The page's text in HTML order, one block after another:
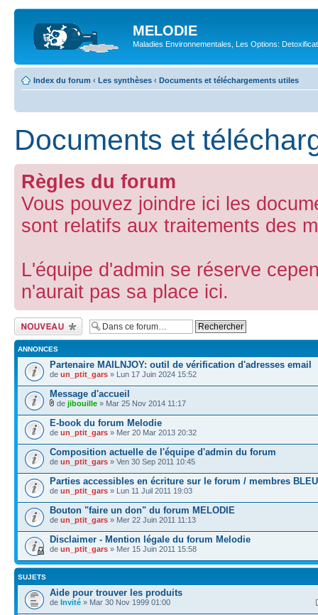
MELODIE
Maladies Environnementales, Les Options:
Index du forum ‹ Les synthèses ‹ Documents et téléchargements utiles
Documents et
Règles du forum
Vous pouvez joindre ici les
sont relatifs aux traitements des
L'équipe d'admin se réserve
n'aurait pas sa place ici.
Ecrire un nouveau
sujet
ANNONCES
Partenaire MAILNJOY: outil de vérification d'adresses email
de un_ptit_gars » Lun 17 Juin 2024 15:52
Message d'accueil
de jibouille » Mar 25 Nov 2014 11:17
E-book du forum Melodie
de un_ptit_gars » Mer 20 Mar 2013 20:32
Composition actuelle de l'équipe d'admin du forum
de un_ptit_gars » Ven 30 Sep 2011 10:45
Parties accessibles en écriture sur le forum / membres BLEU
de un_ptit_gars » Lun 11 Juil 2011 19:03
Bouton "faire un don" du forum MELODIE
de un_ptit_gars » Mer 22 Juin 2011 11:13
Disclaimer - Mention légale du forum Melodie
de un_ptit_gars » Mer 15 Juin 2011 15:58
SUJETS
Aide pour trouver les produits
de Invité » Mar 30 Nov 1999 01:00